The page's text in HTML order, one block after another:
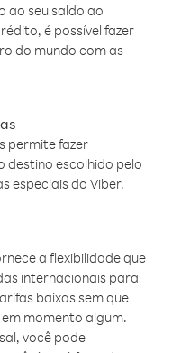
ao seu saldo ao
é possível fazer
do mundo com as
permite fazer
destino escolhido pelo
especiais do Viber.
a flexibilidade que
internacionais para
baixas sem que
momento algum.
você pode